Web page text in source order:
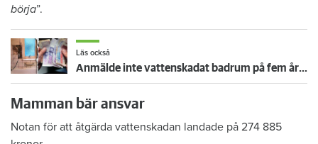
börja”.
Läs också
Anmälde inte vattenskadat badrum på fem år – krävs på 125 000 kronor
Mamman bär ansvar
Notan för att åtgärda vattenskadan landade på 274 885